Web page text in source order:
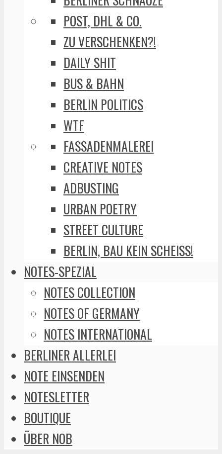
POST, DHL & CO.
ZU VERSCHENKEN?!
DAILY SHIT
BUS & BAHN
BERLIN POLITICS
WTF
FASSADENMALEREI
CREATIVE NOTES
ADBUSTING
URBAN POETRY
STREET CULTURE
BERLIN, BAU KEIN SCHEISS!
NOTES-SPEZIAL
NOTES COLLECTION
NOTES OF GERMANY
NOTES INTERNATIONAL
BERLINER ALLERLEI
NOTE EINSENDEN
NOTESLETTER
BOUTIQUE
ÜBER NOB